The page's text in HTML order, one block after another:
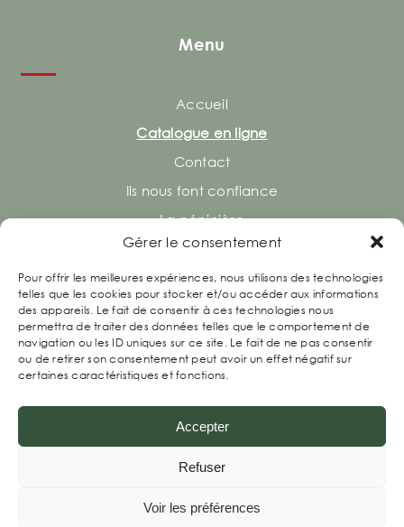
Gérer le consentement
Pour offrir les meilleures expériences, nous utilisons des technologies
telles que les cookies pour stocker et/ou accéder aux informations
des appareils. Le fait de consentir à ces technologies nous
permettra de traiter des données telles que le comportement de
navigation ou les ID uniques sur ce site. Le fait de ne pas consentir
ou de retirer son consentement peut avoir un effet négatif sur
certaines caractéristiques et fonctions.
Accepter
Refuser
Voir les préférences
Menu
Accueil
Catalogue en ligne
Contact
Ils nous font confiance
La pépinière
Retrouvez-nous
Mention légales